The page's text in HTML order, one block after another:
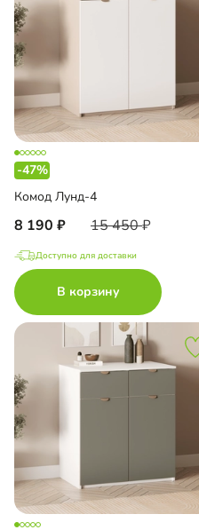
-47%
Комод Лунд-4
8 190 15 450
Доступно для доставки
В корзину